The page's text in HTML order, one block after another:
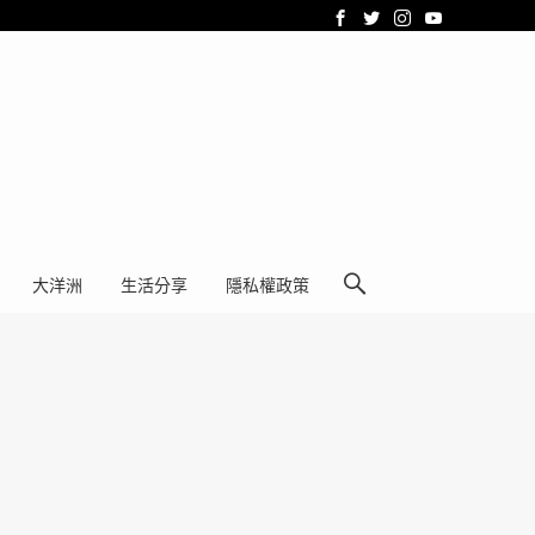
大洋洲 生活分享 隱私權政策